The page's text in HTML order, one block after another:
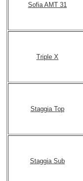
Sofia AMT 31
Triple X
Staggia Top
Staggia Sub